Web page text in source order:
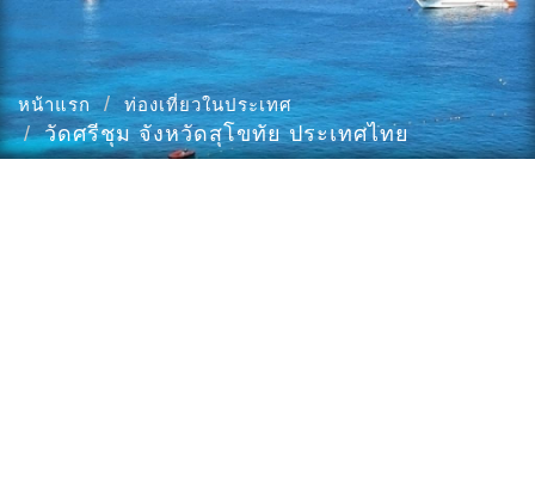
หน้าแรก ท่องเที่ยวในประเทศ
วัดศรีชุม จังหวัดสุโขทัย ประเทศไทย